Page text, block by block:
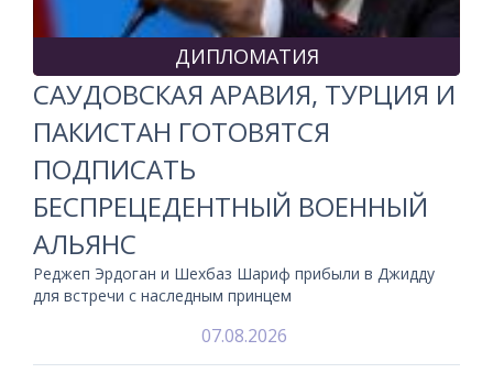
ДИПЛОМАТИЯ
САУДОВСКАЯ АРАВИЯ, ТУРЦИЯ И
ПАКИСТАН ГОТОВЯТСЯ
ПОДПИСАТЬ
БЕСПРЕЦЕДЕНТНЫЙ ВОЕННЫЙ
АЛЬЯНС
Реджеп Эрдоган и Шехбаз Шариф прибыли в Джидду
для встречи с наследным принцем
07.08.2026